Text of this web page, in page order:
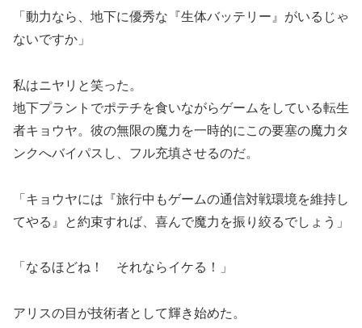
「動力なら、地下に優秀な『生体バッテリー』がいるじゃ
ないですか」
私はニヤリと笑った。
地下プラントでポテチを食いながらゲームをしている転生
者キョウヤ。彼の無限の魔力を一時的にこの要塞の魔力タ
ンクへバイパスし、フル充填させるのだ。
「キョウヤには『旅行中もゲームの通信対戦環境を維持し
てやる』と約束すれば、喜んで魔力を振り絞るでしょう」
「なるほどね！ それならイケる！」
アリスの目が技術者として輝き始めた。